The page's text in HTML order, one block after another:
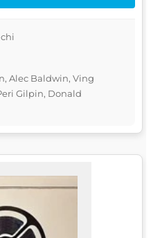
Alec Baldwin, Ving
Gilpin, Donald